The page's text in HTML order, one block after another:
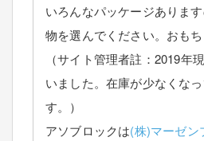
いろんなパッケージありま
物を選んでください。おもち
（サイト管理者註：2019年
いました。在庫が少なくな
す。）
アソブロックは(株)マーゼン